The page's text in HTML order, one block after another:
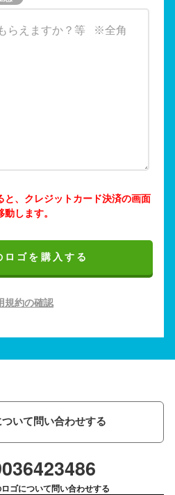
、クレジットカード決済の画面
動します。
ロゴを購入する
規約の確認
いて問い合わせする
ゴについて問い合わせする